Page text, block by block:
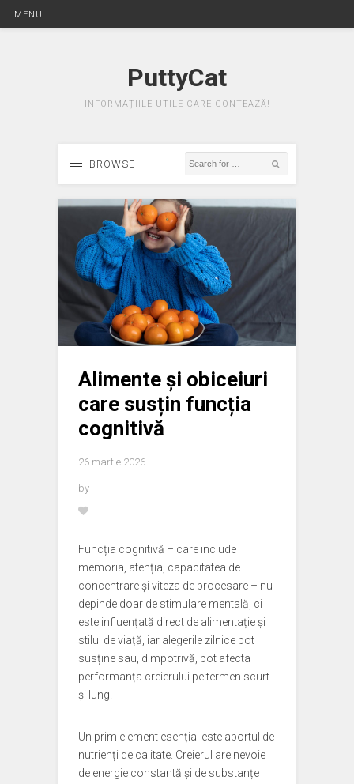
MENU
PuttyCat
INFORMAȚIILE UTILE CARE CONTEAZĂ!
BROWSE
Alimente și obiceiuri
care susțin funcția
cognitivă
26 martie 2026
by
Funcția cognitivă – care include
memoria, atenția, capacitatea de
concentrare și viteza de procesare – nu
depinde doar de stimulare mentală, ci
este influențată direct de alimentație și
stilul de viață, iar alegerile zilnice pot
susține sau, dimpotrivă, pot afecta
performanța creierului pe termen scurt
și lung.
Un prim element esențial este aportul de
nutrienți de calitate. Creierul are nevoie
de energie constantă și de substanțe